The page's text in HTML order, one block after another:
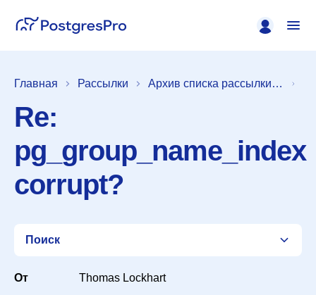
Главная Рассылки Архив списка рассылки [pgsql-hackers]
Re:
pg_group_name_index
corrupt?
Поиск
От
Thomas Lockhart